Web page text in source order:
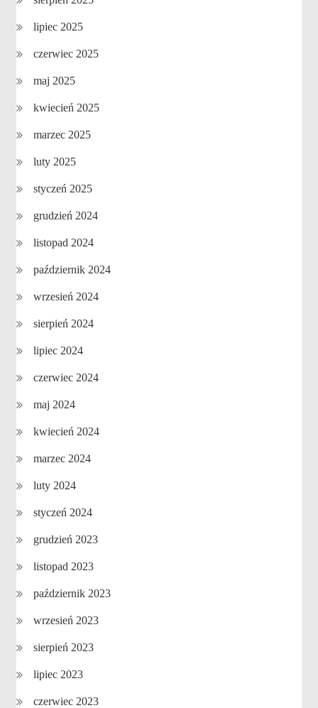
lipiec 2025
czerwiec 2025
maj 2025
kwiecień 2025
marzec 2025
luty 2025
styczeń 2025
grudzień 2024
listopad 2024
październik 2024
wrzesień 2024
sierpień 2024
lipiec 2024
czerwiec 2024
maj 2024
kwiecień 2024
marzec 2024
luty 2024
styczeń 2024
grudzień 2023
listopad 2023
październik 2023
wrzesień 2023
sierpień 2023
lipiec 2023
czerwiec 2023